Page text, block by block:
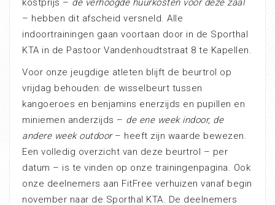
kostprijs – de verhoogde huurkosten voor deze zaal
– hebben dit afscheid versneld. Alle
indoortrainingen gaan voortaan door in de Sporthal
KTA in de Pastoor Vandenhoudtstraat 8 te Kapellen.
Voor onze jeugdige atleten blijft de beurtrol op
vrijdag behouden: de wisselbeurt tussen
kangoeroes en benjamins enerzijds en pupillen en
miniemen anderzijds – de ene week indoor, de
andere week outdoor– heeft zijn waarde bewezen.
Een volledig overzicht van deze beurtrol – per
datum – is te vinden op onze trainingenpagina. Ook
onze deelnemers aan FitFree verhuizen vanaf begin
november naar de Sporthal KTA. De deelnemers